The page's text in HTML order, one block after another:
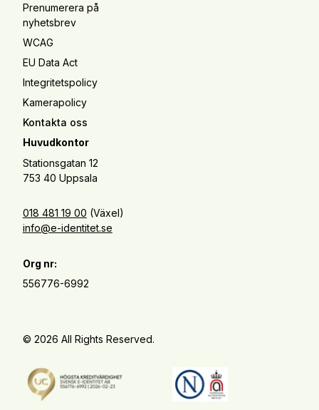
Prenumerera på
nyhetsbrev
WCAG
EU Data Act
Integritetspolicy
Kamerapolicy
Kontakta oss
Huvudkontor
Stationsgatan 12
753 40 Uppsala
018 481 19 00 (Växel)
info@e-identitet.se
Org nr:
556776-6992
© 2026 All Rights Reserved.